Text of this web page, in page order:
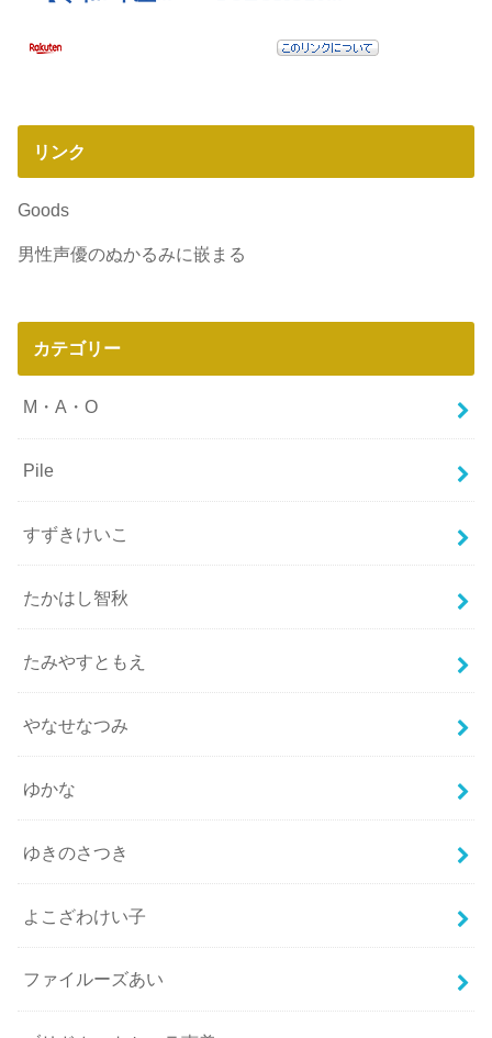
リンク
Goods
男性声優のぬかるみに嵌まる
カテゴリー
M・A・O
Pile
すずきけいこ
たかはし智秋
たみやすともえ
やなせなつみ
ゆかな
ゆきのさつき
よこざわけい子
ファイルーズあい